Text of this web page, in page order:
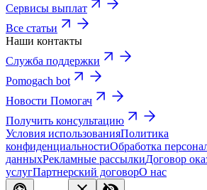
Сервисы выплат
Все статьи
Наши контакты
Служба поддержки
Pomogach bot
Новости Помогач
Получить консультацию
Условия использованияПолитика
конфиденциальностиОбработка
данныхРекламные рассылкиДоговор
услугПартнерский договорО нас